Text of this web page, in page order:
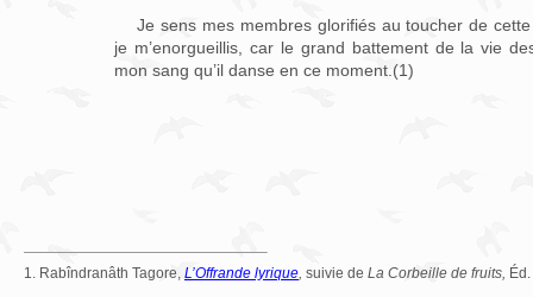
Je sens mes membres glorifiés au toucher de
je m’enorgueillis, car le grand battement de la vie
mon sang qu’il danse en ce moment.(1)
1. Rabîndranâth Tagore, L’Offrande lyrique, suivie de La Corbeille de fruits,